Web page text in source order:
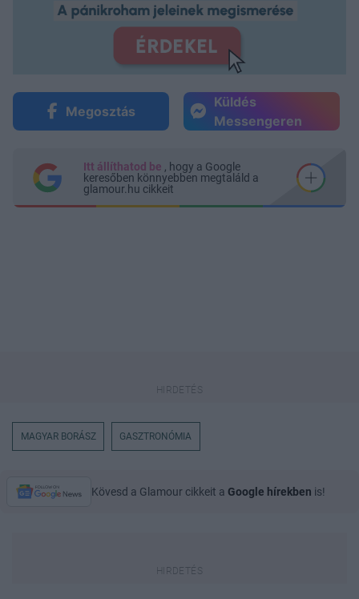
Megosztás
Küldés
Messengeren
Itt állíthatod be , hogy a Google
keresőben könnyebben megtaláld a
glamour.hu cikkeit
MAGYAR BORÁSZ GASZTRONÓMIA
Kövesd a Glamour cikkeit a Google hírekben is!